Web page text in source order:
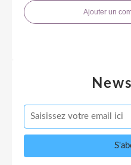
Ajouter un